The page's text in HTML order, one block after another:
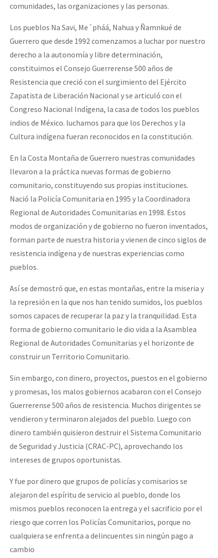
comunidades, las organizaciones y las personas.
Los pueblos Na Savi, Me´pháá, Nahua y Ñamnkué de
Guerrero que desde 1992 comenzamos a luchar por nuestro
derecho a la autonomía y libre determinación,
constituimos el Consejo Guerrerense 500 años de
Resistencia que creció con el surgimiento del Ejército
Zapatista de Liberación Nacional y se articuló con el
Congreso Nacional Indígena, la casa de todos los pueblos
indios de México. luchamos para que los Derechos y la
Cultura indígena fueran reconocidos en la constitución.
En la Costa Montaña de Guerrero nuestras comunidades
llevaron a la práctica nuevas formas de gobierno
comunitario, constituyendo sus propias instituciones.
Nació la Policía Comunitaria en 1995 y la Coordinadora
Regional de Autoridades Comunitarias en 1998. Estos
modos de organización y de gobierno no fueron inventados,
forman parte de nuestra historia y vienen de cinco siglos de
resistencia indígena y de nuestras experiencias como
pueblos.
Así se demostró que, en estas montañas, entre la miseria y
la represión en la que nos han tenido sumidos, los pueblos
somos capaces de recuperar la paz y la tranquilidad. Esta
forma de gobierno comunitario le dio vida a la Asamblea
Regional de Autoridades Comunitarias y el horizonte de
construir un Territorio Comunitario.
Sin embargo, con dinero, proyectos, puestos en el gobierno
y promesas, los malos gobiernos acabaron con el Consejo
Guerrerense 500 años de resistencia. Muchos dirigentes se
vendieron y terminaron alejados del pueblo. Luego con
dinero también quisieron destruir el Sistema Comunitario
de Seguridad y Justicia (CRAC-PC), aprovechando los
intereses de grupos oportunistas.
Y fue por dinero que grupos de policías y comisarios se
alejaron del espíritu de servicio al pueblo, donde los
mismos pueblos reconocen la entrega y el sacrificio por el
riesgo que corren los Policías Comunitarios, porque no
cualquiera se enfrenta a delincuentes sin ningún pago a
cambio